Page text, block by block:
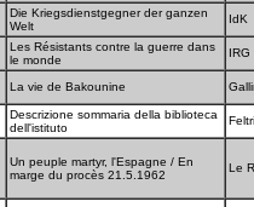
Die Kriegsdienstgegner der ganzen
Welt
IdK
Les Résistants contre la guerre dans
le monde
IRG
La vie de Bakounine
Descrizione sommaria della biblioteca
dell'istituto
Un peuple martyr, l'Espagne / En
marge du procès 21.5.1962
Le